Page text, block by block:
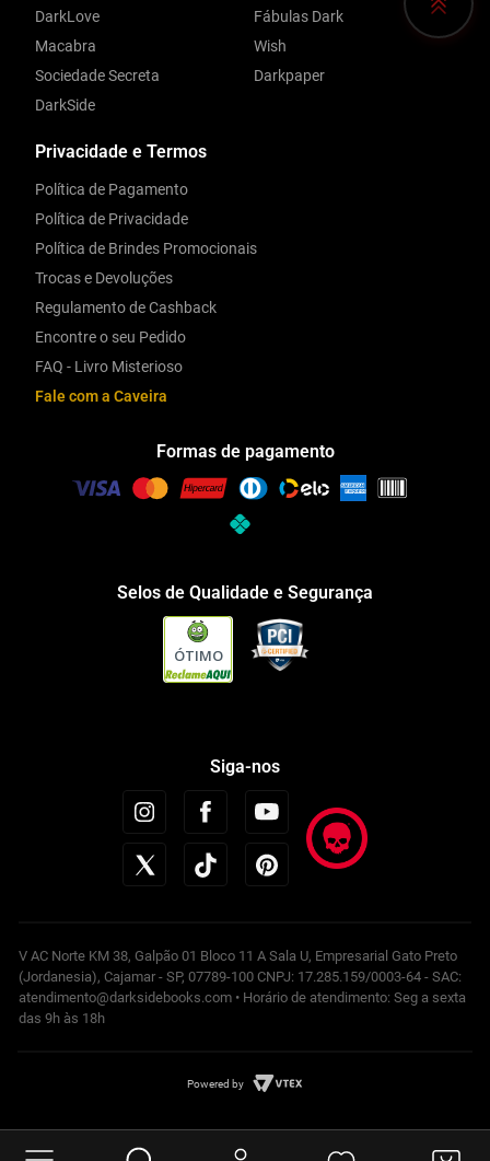
Privacidade e Termos
Política de Pagamento
Política de Privacidade
Política de Brindes Promocionais
Trocas e Devoluções
Regulamento de Cashback
Encontre o seu Pedido
FAQ - Livro Misterioso
Fale com a Caveira
DarkLove
Macabra
Sociedade Secreta
DarkSide
Fábulas Dark
Wish
Darkpaper
Formas de pagamento
Selos de Qualidade e Segurança
ÓTIMO
Siga-nos
V AC Norte KM 38, Galpão 01 Bloco 11 A Sala U, Empresarial Gato Preto
(Jordanesia), Cajamar - SP, 07789-100 CNPJ: 17.285.159/0003-64 - SAC:
atendimento@darksidebooks.com • Horário de atendimento: Seg a sexta
das 9h às 18h
Powered by